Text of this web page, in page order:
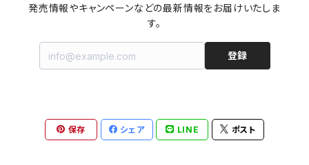
発売情報やキャンペーンなどの最新情報をお届けいたしま
す。
登録
保存 シェア LINE ポスト